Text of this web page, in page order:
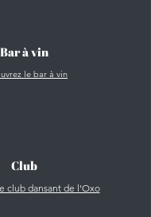
Bar à vin
le bar à vin
Club
club dansant de l'Oxo